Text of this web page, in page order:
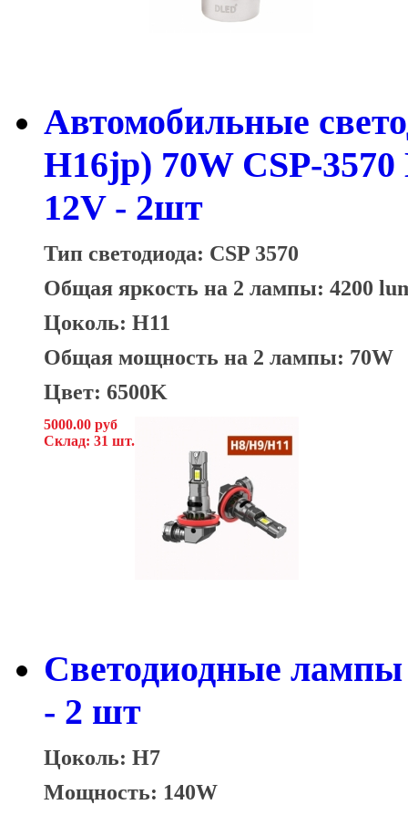
Автомобильные
H16jp) 70W CSP-
12V - 2шт
Тип светодиода: CSP 3570
Общая яркость на 2 лампы: 4200
Цоколь: H11
Общая мощность на 2 лампы: 70W
Цвет: 6500K
5000.00 руб
Склад: 31 шт.
Светодиодные
- 2 шт
Цоколь: H7
Мощность: 140W